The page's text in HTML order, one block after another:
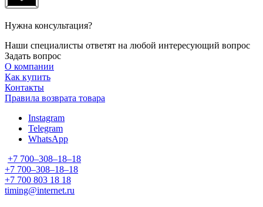
Нужна консультация?
Наши специалисты ответят на любой интересующий вопрос
Задать вопрос
О компании
Как купить
Контакты
Правила возврата товара
Instagram
Telegram
WhatsApp
+7 700‒308‒18‒18
+7 700‒308‒18‒18
+7 700 803 18 18
timing@internet.ru